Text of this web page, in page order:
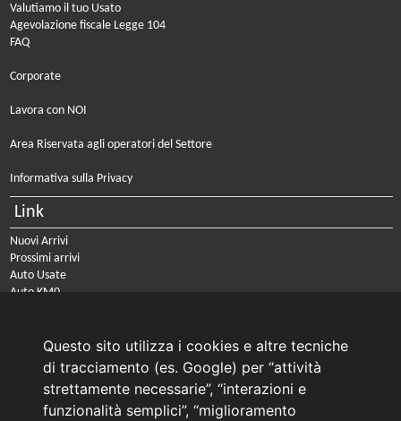
Questo sito utilizza i cookies e altre tecniche
di tracciamento (es. Google) per “attività
strettamente necessarie”, “interazioni e
funzionalità semplici”, “miglioramento
Valutiamo il tuo Usato
Agevolazione fiscale Legge 104
FAQ
Corporate
Lavora con NOI
Area Riservata agli operatori del Settore
Informativa sulla Privacy
Link
Nuovi Arrivi
Prossimi arrivi
Auto Usate
Auto KM0
PRENOTA IL TUO INTERVENTO DI OFFICINA
PRENOTA LA REVISIONE DELLA TUA AUTO
Consulente Online Usato: 0805608980